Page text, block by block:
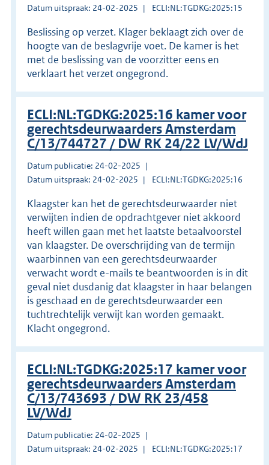
Datum uitspraak: 24-02-2025
ECLI:NL:TGDKG:2025:15
Beslissing op verzet. Klager beklaagt zich over de
hoogte van de beslagvrije voet. De kamer is het
met de beslissing van de voorzitter eens en
verklaart het verzet ongegrond.
ECLI:NL:TGDKG:2025:16 kamer voor
gerechtsdeurwaarders Amsterdam
C/13/744727 / DW RK 24/22 LV/WdJ
Datum publicatie: 24-02-2025
Datum uitspraak: 24-02-2025
ECLI:NL:TGDKG:2025:16
Klaagster kan het de gerechtsdeurwaarder niet
verwijten indien de opdrachtgever niet akkoord
heeft willen gaan met het laatste betaalvoorstel
van klaagster. De overschrijding van de termijn
waarbinnen van een gerechtsdeurwaarder
verwacht wordt e-mails te beantwoorden is in dit
geval niet dusdanig dat klaagster in haar belangen
is geschaad en de gerechtsdeurwaarder een
tuchtrechtelijk verwijt kan worden gemaakt.
Klacht ongegrond.
ECLI:NL:TGDKG:2025:17 kamer voor
gerechtsdeurwaarders Amsterdam
C/13/743693 / DW RK 23/458
LV/WdJ
Datum publicatie: 24-02-2025
Datum uitspraak: 24-02-2025
ECLI:NL:TGDKG:2025:17